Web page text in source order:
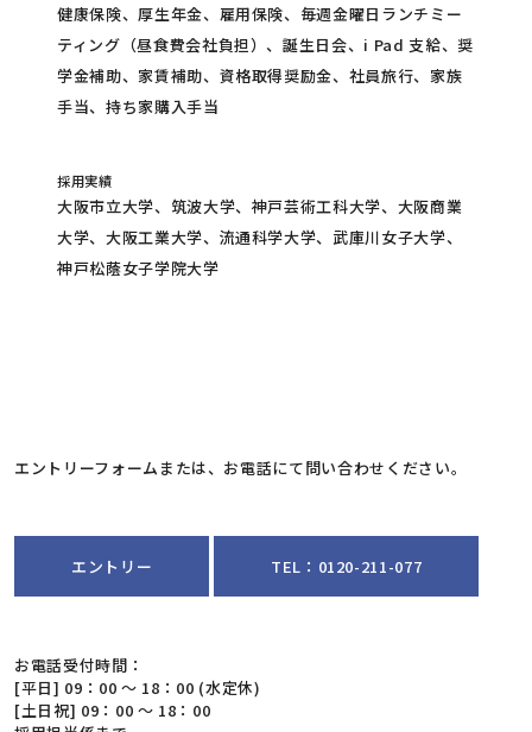
健康保険、厚生年金、雇用保険、毎週金曜日ランチミー
ティング（昼食費会社負担）、誕生日会、i Pad 支給、奨
学金補助、家賃補助、資格取得奨励金、社員旅行、家族
手当、持ち家購入手当
採用実績
大阪市立大学、筑波大学、神戸芸術工科大学、大阪商業
大学、大阪工業大学、流通科学大学、武庫川女子大学、
神戸松蔭女子学院大学
エントリーフォームまたは、お電話にて問い合わせください。
エントリー TEL：0120-211-077
お電話受付時間：
[平日] 09：00 ～ 18：00 (水定休)
[土日祝] 09：00 ～ 18：00